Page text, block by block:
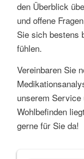
den Überblick
und offene
Sie sich bestens
fühlen.
Vereinbaren Sie
unserem
Wohlbefinden
gerne für Sie da!